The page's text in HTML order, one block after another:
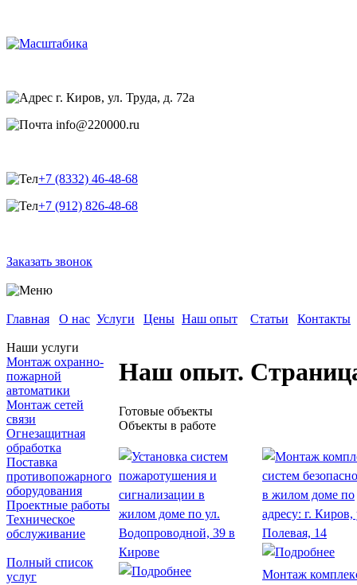
г. Киров, ул. Труда, д. 72а
info@220000.ru
+7 (8332) 46-48-68
+7 (912) 826-48-68
Заказать звонок
Главная О нас Услуги Цены Наш опыт Статьи Контакты
Наши услуги
Монтаж охранно-
пожарной
автоматики
Монтаж сетей
связи
Огнезащитная
обработка
Поставка
противопожарного
оборудования
Проектные работы
Техническое
обслуживание
Полный список
услуг
Наш опыт.
Готовые объекты
Объекты в работе
Монтаж